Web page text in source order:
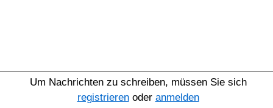
Um Nachrichten zu schreiben, müssen Sie sich
registrierenoder anmelden